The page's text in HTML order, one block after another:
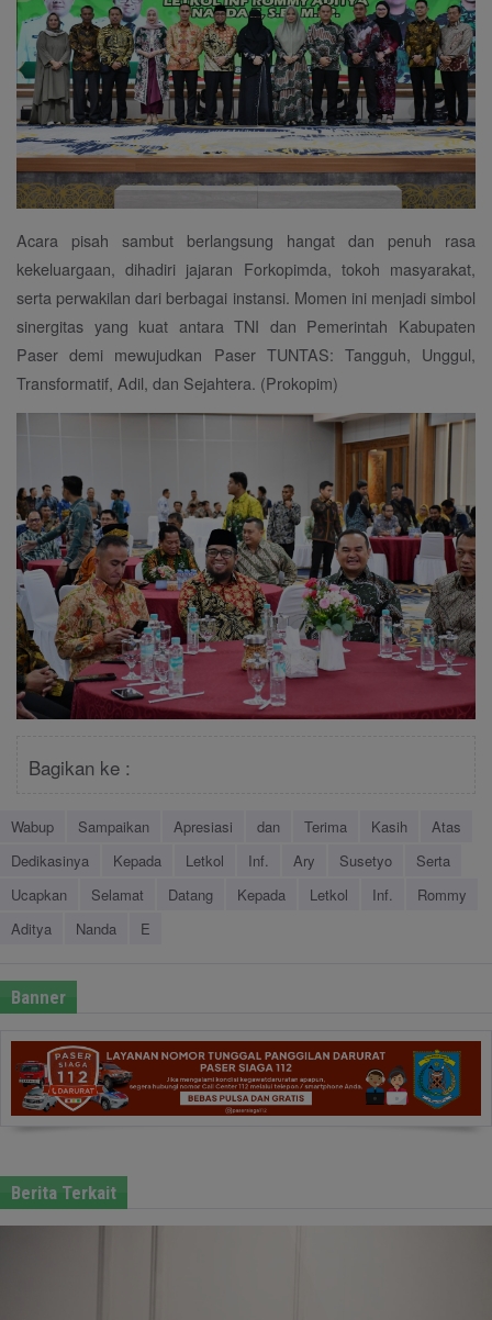
Acara pisah sambut berlangsung hangat dan penuh rasa
kekeluargaan, dihadiri jajaran Forkopimda, tokoh masyarakat,
serta perwakilan dari berbagai instansi. Momen ini menjadi simbol
sinergitas yang kuat antara TNI dan Pemerintah Kabupaten
Paser demi mewujudkan Paser TUNTAS: Tangguh, Unggul,
Transformatif, Adil, dan Sejahtera. (Prokopim)
Bagikan ke :
Wabup Sampaikan Apresiasi dan Terima Kasih
Atas
Dedikasinya
Kepada Letkol Inf. Ary Susetyo
Serta
Ucapkan
Selamat Datang Kepada Letkol Inf.
Rommy
Aditya
Nanda E
Banner
Berita Terkait